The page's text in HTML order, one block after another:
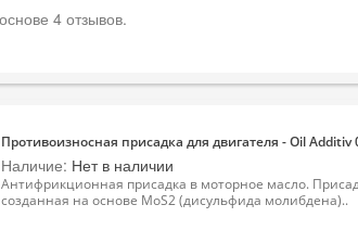
Противоизносная присадка для двигателя - Oil Additiv
Наличие: Нет в наличии
Антифрикционная присадка в моторное масло.
созданная на основе MoS2 (дисульфида молибдена)..